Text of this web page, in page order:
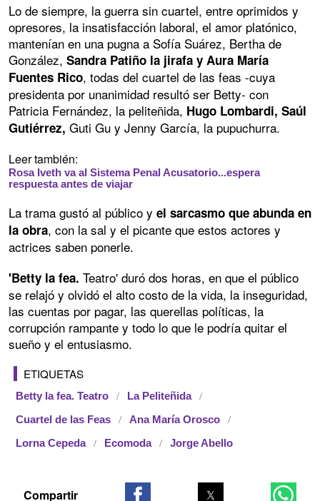
Lo de siempre, la guerra sin cuartel, entre oprimidos y
opresores, la insatisfacción laboral, el amor platónico,
mantenían en una pugna a Sofía Suárez, Bertha de
González, Sandra Patiño la jirafa y Aura María
Fuentes Rico, todas del cuartel de las feas -cuya
presidenta por unanimidad resultó ser Betty- con
Patricia Fernández, la peliteñida, Hugo Lombardi, Saúl
Gutiérrez, Guti Gu y Jenny García, la pupuchurra.
Leer también:
Rosa Iveth va al Sistema Penal Acusatorio...espera
respuesta antes de viajar
La trama gustó al público y el sarcasmo que abunda en
la obra, con la sal y el picante que estos actores y
actrices saben ponerle.
'Betty la fea. Teatro' duró dos horas, en que el público
se relajó y olvidó el alto costo de la vida, la inseguridad,
las cuentas por pagar, las querellas políticas, la
corrupción rampante y todo lo que le podría quitar el
sueño y el entusiasmo.
ETIQUETAS
Betty la fea. Teatro La Peliteñida
Cuartel de las Feas Ana María Orosco
Lorna Cepeda Ecomoda Jorge Abello